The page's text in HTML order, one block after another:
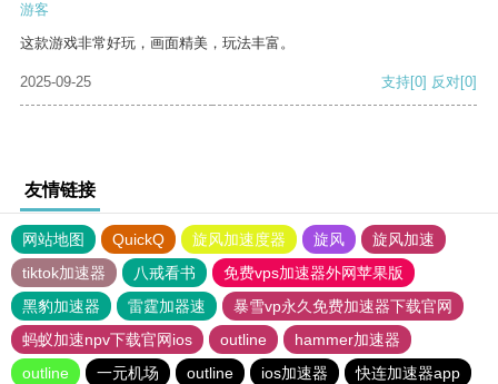
游客
这款游戏非常好玩，画面精美，玩法丰富。
2025-09-25 支持[0] 反对[0]
友情链接
网站地图 QuickQ 旋风加速度器 旋风
旋风加速
tiktok加速器
八戒看书
免费vps加速器外网苹果版
黑豹加速器
雷霆加器速
暴雪vp永久免费加速器下载官网
蚂蚁加速npv下载官网ios
outline
hammer加速器
outline
一元机场 outline ios加速器 快连加速器app